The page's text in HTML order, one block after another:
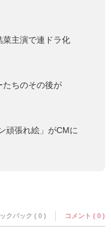
菜主演で連ドラ化
たちのその後が
頑張れ絵」がCMに
ックバック ( 0 ) コメント ( 0 )